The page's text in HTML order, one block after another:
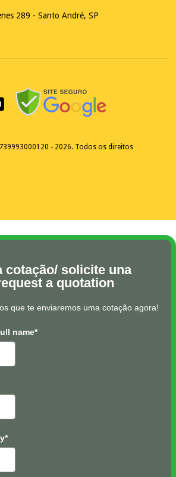
289 - Santo André, SP
- 2026. Todos os direitos
cotação/ solicite una
a quotation
que te enviaremos uma cotação agora!
name*